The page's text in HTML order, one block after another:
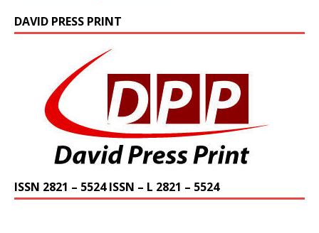
DAVID PRESS PRINT
ISSN 2821 – 5524 ISSN – L 2821 – 5524